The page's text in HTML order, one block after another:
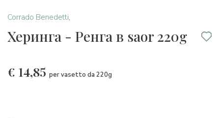
Corrado Benedetti,
Херинга - Ренга в saor 220g
€ 14,85 per vasetto da 220g